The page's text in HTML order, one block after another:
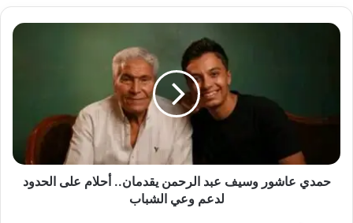
حمدي
الحدود
لدعم
حمدي عاشور وسيف عبد الرحمن يقدمان.. أحلام على الحدود
لدعم وعي الشباب